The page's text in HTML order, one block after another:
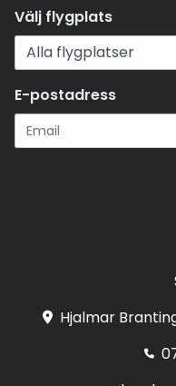
Välj flygplats
E-postadress
Hjalmar